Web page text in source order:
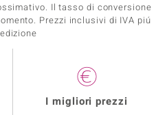
Il tasso di conversione
Prezzi inclusivi di IVA piú
I migliori prezzi